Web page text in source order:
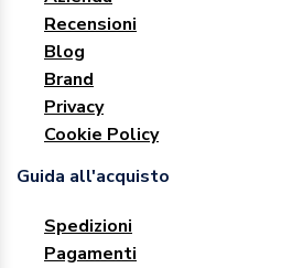
Recensioni
Blog
Brand
Privacy
Cookie Policy
Guida all'acquisto
Spedizioni
Pagamenti